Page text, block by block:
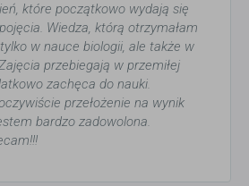
które początkowo wydają się
Wiedza, którą otrzymałam
w nauce biologii, ale także w
przebiegają w przemiłej
zachęca do nauki.
przełożenie na wynik
bardzo zadowolona.